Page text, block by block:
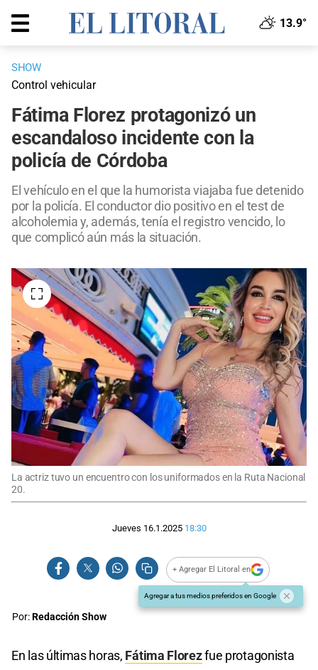
13.9°
SHOW
Control vehicular
Fátima Florez protagonizó un
escandaloso incidente con la
policía de Córdoba
El vehículo en el que la humorista viajaba fue detenido
por la policía. El conductor dio positivo en el test de
alcoholemia y, además, tenía el registro vencido, lo
que complicó aún más la situación.
La actriz tuvo un encuentro con los uniformados en la Ruta Nacional
20.
Jueves 16.1.2025 18:30
+ Agregar El Litoral en
Agregar a tus medios preferidos en Google
Por:Redacción Show
En las últimas horas, Fátima Florezfue protagonista